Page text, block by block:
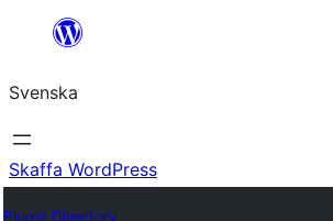
Hoppa
innehåll
Svenska
Skaffa WordPress
Plugin Directory